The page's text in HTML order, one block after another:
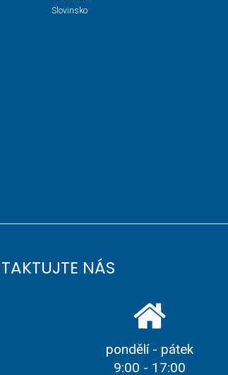
Slovinsko
NÁS
pondělí - pátek
9:00 - 17:00